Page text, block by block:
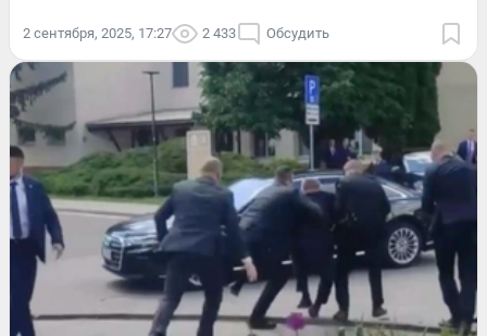
2 сентября, 2025, 17:27 2 433 Обсудить